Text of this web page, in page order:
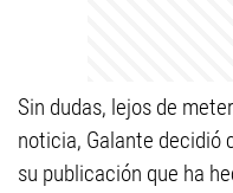
Sin dudas, lejos de
noticia, Galante decidió
su publicación que ha